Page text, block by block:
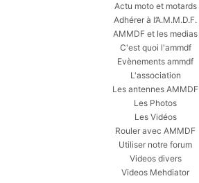
Actu moto et motards
Adhérer à l’A.M.M.D.F.
AMMDF et les medias
C'est quoi l'ammdf
Evènements ammdf
L'association
Les antennes AMMDF
Les Photos
Les Vidéos
Rouler avec AMMDF
Utiliser notre forum
Videos divers
Videos Mehdiator